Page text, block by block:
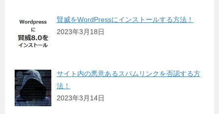
賢威をWordPressにインストールする方法！
2023年3月18日
サイト内の悪意あるスパムリンクを否認する方
法！
2023年3月14日